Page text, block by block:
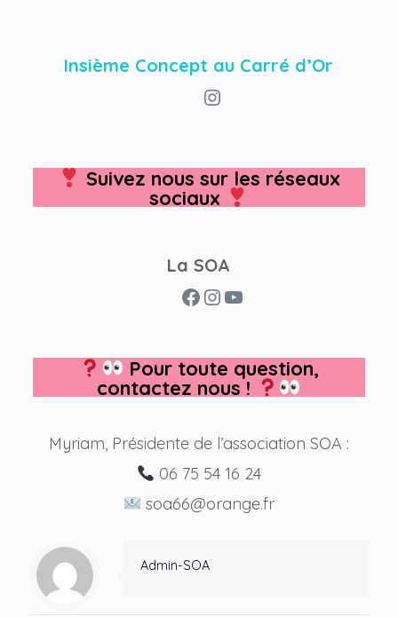
Insième Concept au Carré d’Or
Instagram
Suivez nous sur les réseaux
sociaux
La SOA
Facebook
Instagram
YouTube
Pour toute question,
contactez nous !
Myriam, Présidente de l’association SOA :
06 75 54 16 24
soa66@orange.fr
Admin-SOA